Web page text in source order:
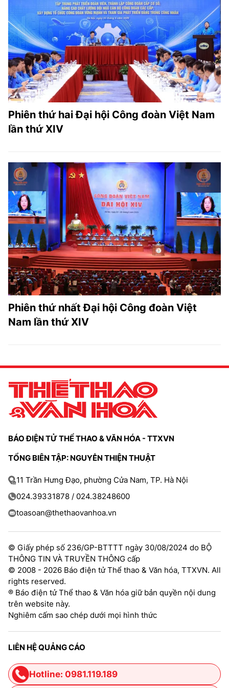
TRA CỨU PHƯỜNG XÃ
CỐNG HIẾN
BÙI XUÂN PHÁI
TIỆN ÍCH
LIÊN HỆ QUẢNG CÁO
Hotline: 0981.119.189
MẠNG XÃ HỘI
Phiên thứ hai Đại hội Công đoàn Việt Nam
lần thứ XIV
Phiên thứ nhất Đại hội Công đoàn Việt
Nam lần thứ XIV
BÁO ĐIỆN TỬ THỂ THAO & VĂN HÓA - TTXVN
TỔNG BIÊN TẬP: NGUYỄN THIỆN THUẬT
11 Trần Hưng Đạo, phường Cửa Nam, TP. Hà Nội
024.39331878 / 024.38248600
toasoan@thethaovanhoa.vn
© Giấy phép số 236/GP-BTTTT ngày 30/08/2024 do BỘ
THÔNG TIN VÀ TRUYỀN THÔNG cấp
© 2008 - 2026 Báo điện tử Thể thao & Văn hóa, TTXVN. All
rights reserved.
® Báo điện tử Thể thao & Văn hóa giữ bản quyền nội dung
trên website này.
Nghiêm cấm sao chép dưới mọi hình thức
LIÊN HỆ QUẢNG CÁO
Hotline: 0981.119.189